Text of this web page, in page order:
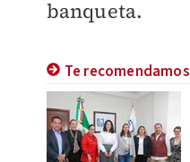
banqueta.
Te recomendamos